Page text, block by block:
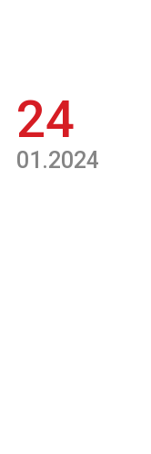
24
01.2024